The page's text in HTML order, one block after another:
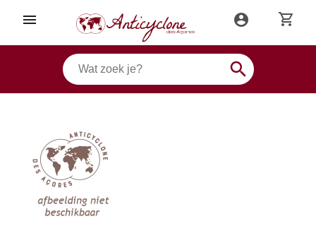
menu account_circle shopping_cart
search